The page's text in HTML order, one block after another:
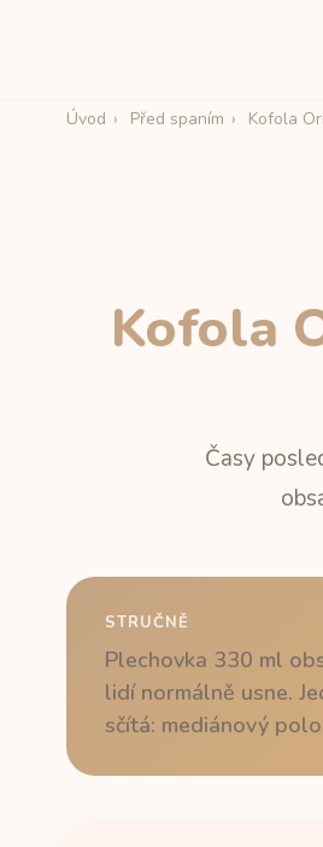
Úvod › Před spaním › Kofola
Kofola
Časy
STRUČNĚ
Plechovka 330 ml
lidí normálně usne.
sčítá: mediánový